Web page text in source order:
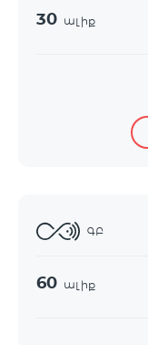
30 ալիք
ԳԲ
60 ալիք